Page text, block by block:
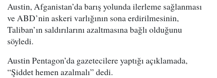
Austin, Afganistan’da barış yolunda ilerleme sağlanması
ve ABD’nin askeri varlığının sona erdirilmesinin,
Taliban’ın saldırılarını azaltmasına bağlı olduğunu
söyledi.
Austin Pentagon’da gazetecilere yaptığı açıklamada,
“Şiddet hemen azalmalı” dedi.